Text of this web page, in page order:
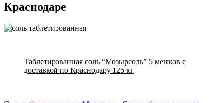
Краснодаре
Таблетированная соль “Мозырсоль” 5 мешков с
доставкой по Краснодару 125 кг